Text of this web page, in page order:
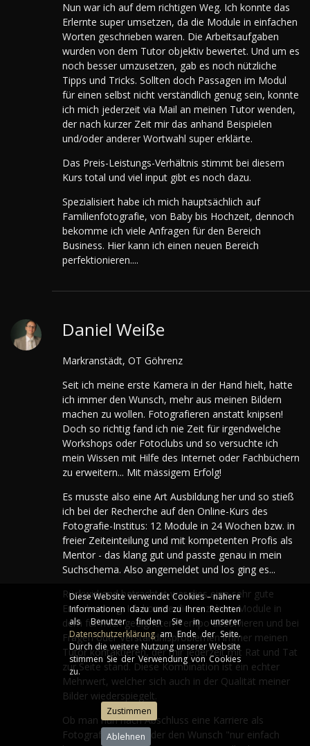
Nun war ich auf dem richtigen Weg. Ich konnte das
Erlernte super umsetzen, da die Module in einfachen
Worten geschrieben waren. Die Arbeitsaufgaben
wurden von dem Tutor objektiv bewertet. Und um es
noch besser umzusetzen, gab es noch nützliche
Tipps und Tricks. Sollten doch Passagen im Modul
für einen selbst nicht verständlich genug sein, konnte
ich mich jederzeit via Mail an meinen Tutor wenden,
der nach kurzer Zeit mir das anhand Beispielen
und/oder anderer Wortwahl super erklärte.
Das Preis-Leistungs-Verhältnis stimmt bei diesem
Kurs total und viel input gibt es noch dazu.
Spezialisiert habe ich mich hauptsächlich auf
Familienfotografie, von Baby bis Hochzeit, dennoch
bekomme ich viele Anfragen für den Bereich
Business. Hier kann ich einen neuen Bereich
perfektionieren....
Daniel Weiße
Markranstädt, OT Göhrenz
Seit ich meine erste Kamera in der Hand hielt, hatte
ich immer den Wunsch, mehr aus meinen Bildern
machen zu wollen. Fotografieren anstatt knipsen!
Doch so richtig fand ich nie Zeit für irgendwelche
Workshops oder Fotoclubs und so versuchte ich
mein Wissen mit Hilfe des Internet oder Fachbüchern
zu erweitern... Mit mässigem Erfolg!
Es musste also eine Art Ausbildung her und so stieß
ich bei der Recherche auf den Online-Kurs des
Fotografie-Institus: 12 Module in 24 Wochen bzw. in
freier Zeiteinteilung und mit kompetenten Profis als
Mentor - das klang gut und passte genau in mein
Suchschema. Also angemeldet und los ging es...
Rückwirkend betrachtet war dies eine sehr gute
Entscheidung. Ich konnte die einzelnen Module in
dem für mich geeigneten Tempo absolvieren und bei
Fragen oder Verständnisproblemen immer meinen
Tutor kontaktieren, der mir jederzeit mit Rat und Tat
zur Seite stand. Diese Kombination ist ein echter
Mehrwert, welcher sich auch in der Qualität meiner
Bilder wiederspiegelt.
Ob man nun nach Abschluss eine Karriere als
Fotograf anstrebt oder den Wunsch "nur einfach
Diese Website verwendet Cookies – nähere
Informationen dazu und zu Ihren Rechten
als Benutzer finden Sie in unserer
Datenschutzerklärungam Ende der Seite.
Durch die weitere Nutzung unserer Website
stimmen Sie der Verwendung von Cookies
zu.